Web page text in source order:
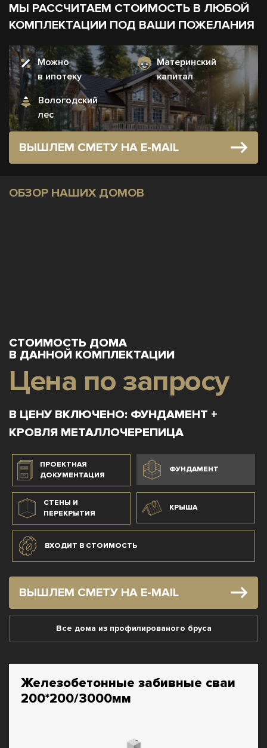
МЫ РАССЧИТАЕМ СТОИМОСТЬ В ЛЮБОЙ
КОМПЛЕКТАЦИИ ПОД ВАШИ ПОЖЕЛАНИЯ
Можно
в ипотеку
Материнский
капитал
Вологодский
лес
ВЫШЛЕМ СМЕТУ НА E-MAIL
ОБЗОР НАШИХ ДОМОВ
СТОИМОСТЬ ДОМА
В ДАННОЙ КОМПЛЕКТАЦИИ
Цена по запросу
В ЦЕНУ ВКЛЮЧЕНО: ФУНДАМЕНТ +
КРОВЛЯ МЕТАЛЛОЧЕРЕПИЦА
ПРОЕКТНАЯ
ДОКУМЕНТАЦИЯ
ФУНДАМЕНТ
СТЕНЫ И
ПЕРЕКРЫТИЯ
КРЫША
ВХОДИТ В СТОИМОСТЬ
ВЫШЛЕМ СМЕТУ НА E-MAIL
Все дома из профилированого бруса
Железобетонные забивные сваи
200*200/3000мм